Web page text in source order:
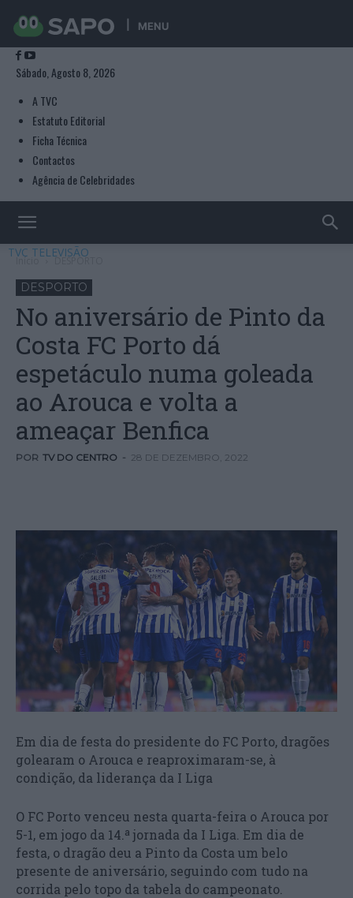
MENU
Sábado, Agosto 8, 2026
A TVC
Estatuto Editorial
Ficha Técnica
Contactos
Agência de Celebridades
TVC TELEVISÃO
Início DESPORTO
DESPORTO
No aniversário de Pinto da
Costa FC Porto dá
espetáculo numa goleada
ao Arouca e volta a
ameaçar Benfica
POR TV DO CENTRO - 28 DE DEZEMBRO, 2022
Em dia de festa do presidente do FC Porto, dragões
golearam o Arouca e reaproximaram-se, à
condição, da liderança da I Liga
O FC Porto venceu nesta quarta-feira o Arouca por
5-1, em jogo da 14.ª jornada da I Liga. Em dia de
festa, o dragão deu a Pinto da Costa um belo
presente de aniversário, seguindo com tudo na
corrida pelo topo da tabela do campeonato.